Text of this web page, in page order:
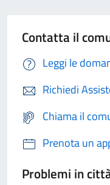
Contatta il
Leggi le
Richiedi
Chiama il
Prenota un
Problemi in